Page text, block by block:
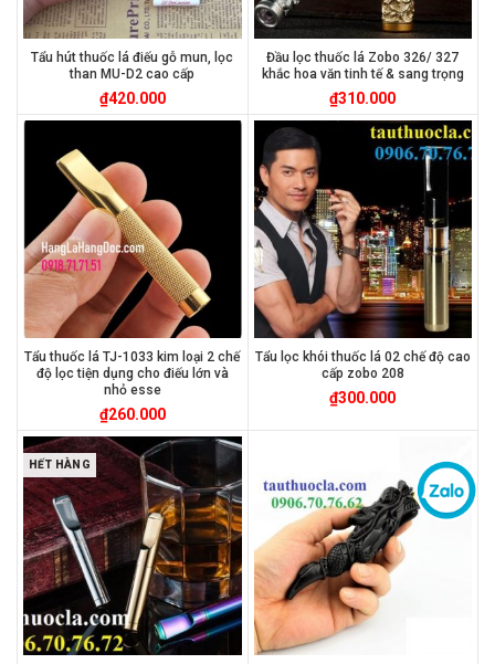
Tẩu hút thuốc lá điếu gỗ mun, lọc
than MU-D2 cao cấp
₫420.000
Đầu lọc thuốc lá Zobo 326/ 327
khắc hoa văn tinh tế & sang trọng
₫310.000
Tẩu thuốc lá TJ-1033 kim loại 2 chế
độ lọc tiện dụng cho điếu lớn và
nhỏ esse
₫260.000
Tẩu lọc khói thuốc lá 02 chế độ cao
cấp zobo 208
₫300.000
HẾT HÀNG